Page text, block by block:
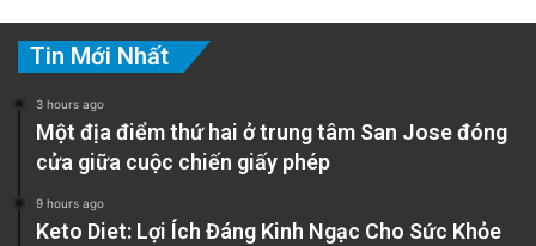
Tin Mới Nhất
3 hours ago
Một địa điểm thứ hai ở trung tâm San Jose đóng
cửa giữa cuộc chiến giấy phép
9 hours ago
Keto Diet: Lợi Ích Đáng Kinh Ngạc Cho Sức Khỏe